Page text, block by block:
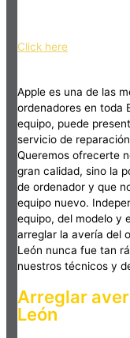
Click here
Apple es una de las
ordenadores en toda
equipo, puede
servicio de
Queremos ofrecerte
gran calidad, sino la
de ordenador y que
equipo nuevo.
equipo, del modelo y
arreglar la avería del
León nunca fue tan
nuestros técnicos y
Arreglar
León